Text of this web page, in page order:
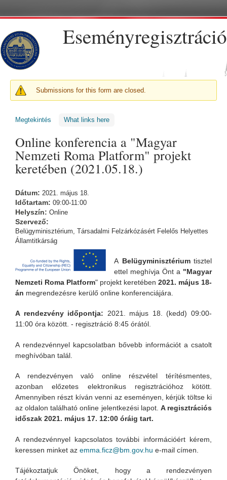
Eseményregisztráció
FIGYELMEZTETŐ ÜZENET
Submissions for this form are closed.
Megtekintés (aktív fül)
What links here
Online konferencia a "Magyar
Nemzeti Roma Platform" projekt
keretében (2021.05.18.)
Dátum: 2021. május 18.
Időtartam: 09:00-11:00
Helyszín: Online
Szervező:
Belügyminisztérium, Társadalmi Felzárkózásért Felelős Helyettes
Államtitkárság
A Belügyminisztériumtisztel
ettel meghívja Önt a "Magyar
Nemzeti Roma Platform" projekt keretében 2021. május 18-
án megrendezésre kerülő online konferenciájára.
A rendezvény időpontja: 2021. május 18. (kedd) 09:00-
11:00 óra között. - regisztráció 8:45 órától.
A rendezvénnyel kapcsolatban bővebb információt a csatolt
meghívóban talál.
A rendezvényen való online részvétel térítésmentes,
azonban előzetes elektronikus regisztrációhoz kötött.
Amennyiben részt kíván venni az eseményen, kérjük töltse ki
az oldalon található online jelentkezési lapot. A regisztrációs
időszak 2021. május 17. 12:00 óráig tart.
A rendezvénnyel kapcsolatos további információért kérem,
keressen minket az emma.ficz@bm.gov.hu e-mail címen.
Tájékoztatjuk Önöket, hogy a rendezvényen